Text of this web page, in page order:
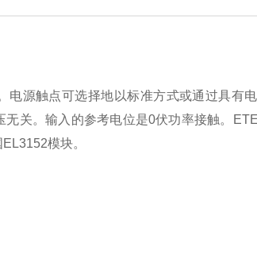
电源触点可选择地以标准方式或通过具有
关。输入的参考电位是0伏功率接触。
模块。